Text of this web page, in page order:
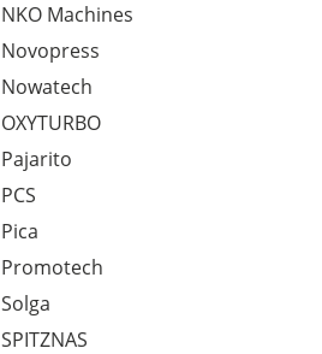
NKO Machines
Novopress
Nowatech
OXYTURBO
Pajarito
PCS
Pica
Promotech
Solga
SPITZNAS